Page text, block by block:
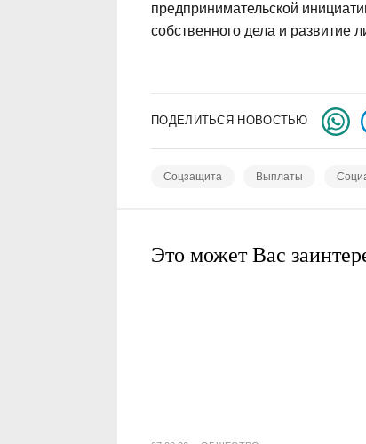
предпринимательской
собственного дела и развитие
ПОДЕЛИТЬСЯ НОВОСТЬЮ
Соцзащита Выплаты
Это может Вас